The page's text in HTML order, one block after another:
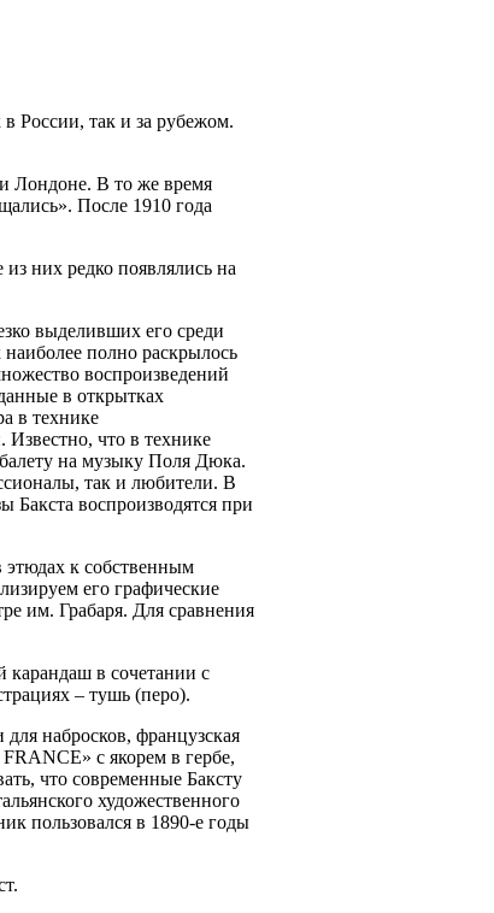
России, так и за рубежом.
Лондоне. В то же время
После 1910 года
них редко появлялись на
выделивших его среди
полно раскрылось
воспроизведений
в открытках
в технике
что в технике
на музыку Поля Дюка.
так и любители. В
Бакста воспроизводятся при
этюдах к собственным
его графические
им. Грабаря. Для сравнения
карандаш в сочетании с
– тушь (перо).
набросков, французская
FRANCE» с якорем в гербе,
что современные Баксту
художественного
пользовался в 1890-е годы